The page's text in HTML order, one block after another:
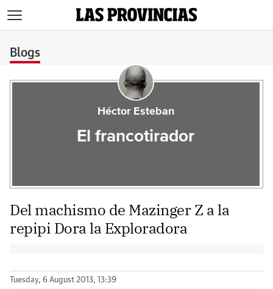
Blogs
Héctor Esteban
El francotirador
Del machismo de Mazinger Z a la
repipi Dora la Exploradora
Tuesday, 6 August 2013, 13:39